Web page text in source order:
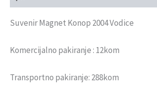
Suvenir Magnet Konop 2004 Vodice
Komercijalno pakiranje : 12kom
Transportno pakiranje: 288kom